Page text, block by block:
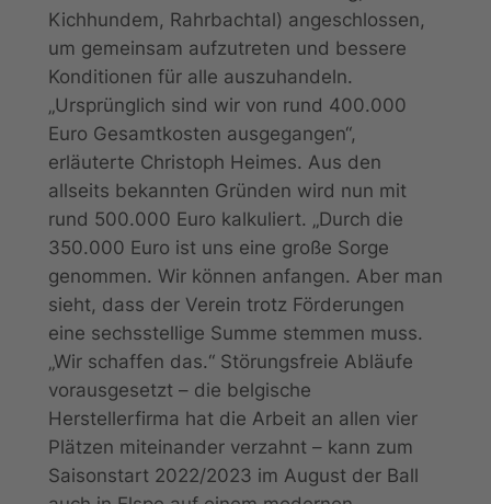
Kichhundem, Rahrbachtal) angeschlossen,
um gemeinsam aufzutreten und bessere
Konditionen für alle auszuhandeln.
„Ursprünglich sind wir von rund 400.000
Euro Gesamtkosten ausgegangen“,
erläuterte Christoph Heimes. Aus den
allseits bekannten Gründen wird nun mit
rund 500.000 Euro kalkuliert. „Durch die
350.000 Euro ist uns eine große Sorge
genommen. Wir können anfangen. Aber man
sieht, dass der Verein trotz Förderungen
eine sechsstellige Summe stemmen muss.
„Wir schaffen das.“ Störungsfreie Abläufe
vorausgesetzt – die belgische
Herstellerfirma hat die Arbeit an allen vier
Plätzen miteinander verzahnt – kann zum
Saisonstart 2022/2023 im August der Ball